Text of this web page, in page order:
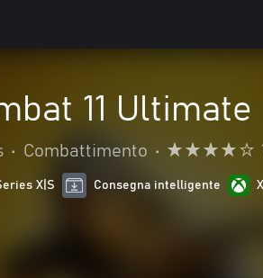
11 Ultimate
• Combattimento •
X|S Consegna intelligente